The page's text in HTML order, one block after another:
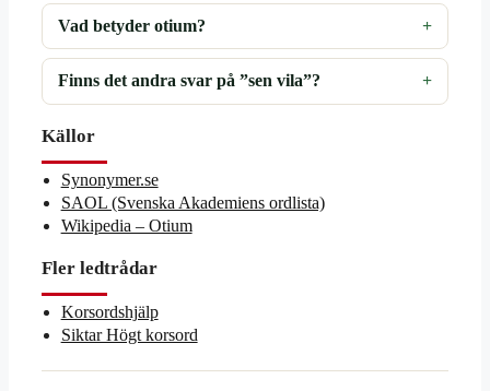
Vad betyder otium?
Finns det andra svar på ”sen vila”?
Källor
Synonymer.se
SAOL (Svenska Akademiens ordlista)
Wikipedia – Otium
Fler ledtrådar
Korsordshjälp
Siktar Högt korsord